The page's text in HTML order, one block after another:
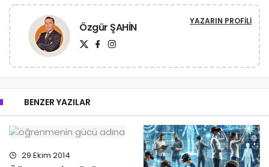
Özgür ŞAHİN YAZARIN PROFILI
BENZER YAZILAR
29 Ekim 2014